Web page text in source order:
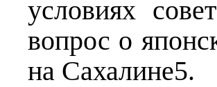
условиях
вопрос о
на Сахалине5.